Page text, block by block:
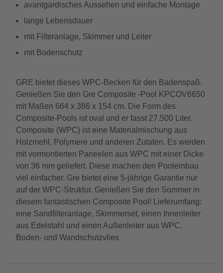
avantgardisches Aussehen und einfache Montage
lange Lebensdauer
mit Filteranlage, Skimmer und Leiter
mit Bodenschutz
GRE bietet dieses WPC-Becken für den Badenspaß.
Genießen Sie den Gre Composite -Pool KPCOV6650
mit Maßen 664 x 386 x 154 cm. Die Form des
Composite-Pools ist oval und er fasst 27.500 Liter.
Composite (WPC) ist eine Materialmischung aus
Holzmehl, Polymere und anderen Zutaten. Es werden
mit vormontierten Paneelen aus WPC mit einer Dicke
von 36 mm geliefert. Diese machen den Pooleinbau
viel einfacher. Gre bietet eine 5-jährige Garantie nur
auf der WPC-Struktur. Genießen Sie den Sommer in
diesem fantastischen Composite Pool! Lieferumfang:
eine Sandfilteranlage, Skimmerset, einen Innenleiter
aus Edelstahl und einen Außenleiter aus WPC,
Boden- und Wandschutzvlies